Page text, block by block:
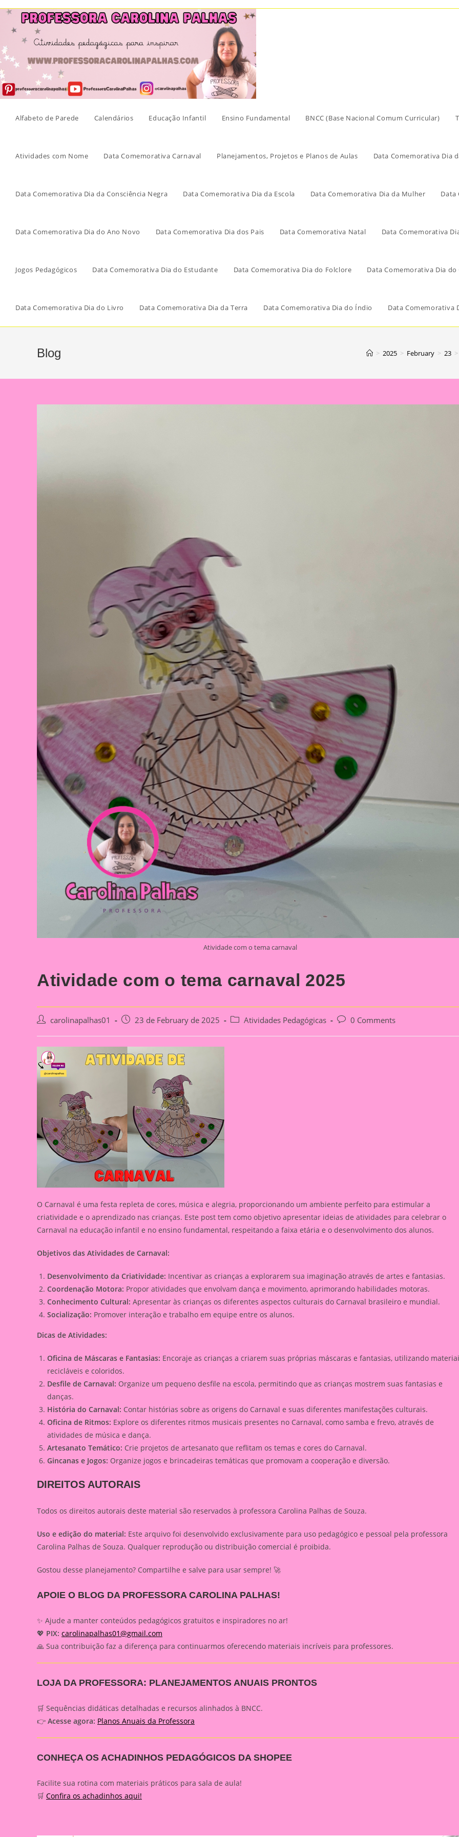
Skip
content
Alfabeto de Parede Calendários Educação Infantil Ensino Fundamental BNCC (Base Nacional Comum Curricular)
Atividades com Nome Data Comemorativa Carnaval Planejamentos, Projetos e Planos de Aulas Data Comemorativa Dia
Data Comemorativa Dia da Consciência Negra Data Comemorativa Dia da Escola Data Comemorativa Dia da Mulher Data
Data Comemorativa Dia do Ano Novo Data Comemorativa Dia dos Pais Data Comemorativa Natal Data Comemorativa
Jogos Pedagógicos Data Comemorativa Dia do Estudante Data Comemorativa Dia do Folclore Data Comemorativa Dia do
Data Comemorativa Dia do Livro Data Comemorativa Dia da Terra Data Comemorativa Dia do Índio Data Comemorativa
Blog > 2025 > February > 23 >
Atividade com o tema carnaval
Atividade com o tema carnaval 2025
Post carolinapalhas01
Post 23 de February de 2025
Post Atividades Pedagógicas
Post0 Comments
O Carnaval é uma festa repleta de cores, música e alegria, proporcionando um ambiente perfeito para estimular a
criatividade e o aprendizado nas crianças. Este post tem como objetivo apresentar ideias de atividades para celebrar o
Carnaval na educação infantil e no ensino fundamental, respeitando a faixa etária e o desenvolvimento dos alunos.
Objetivos das Atividades de Carnaval:
Desenvolvimento da Criatividade: Incentivar as crianças a explorarem sua imaginação através de artes e fantasias.
Coordenação Motora: Propor atividades que envolvam dança e movimento, aprimorando habilidades motoras.
Conhecimento Cultural: Apresentar às crianças os diferentes aspectos culturais do Carnaval brasileiro e mundial.
Socialização: Promover interação e trabalho em equipe entre os alunos.
Dicas de Atividades:
Oficina de Máscaras e Fantasias: Encoraje as crianças a criarem suas próprias máscaras e fantasias, utilizando
recicláveis e coloridos.
Desfile de Carnaval: Organize um pequeno desfile na escola, permitindo que as crianças mostrem suas fantasias e
danças.
História do Carnaval: Contar histórias sobre as origens do Carnaval e suas diferentes manifestações culturais.
Oficina de Ritmos: Explore os diferentes ritmos musicais presentes no Carnaval, como samba e frevo, através de
atividades de música e dança.
Artesanato Temático: Crie projetos de artesanato que reflitam os temas e cores do Carnaval.
Gincanas e Jogos: Organize jogos e brincadeiras temáticas que promovam a cooperação e diversão.
DIREITOS AUTORAIS
Todos os direitos autorais deste material são reservados à professora Carolina Palhas de Souza.
Uso e edição do material: Este arquivo foi desenvolvido exclusivamente para uso pedagógico e pessoal pela professora
Carolina Palhas de Souza. Qualquer reprodução ou distribuição comercial é proibida.
Gostou desse planejamento? Compartilhe e salve para usar sempre! 🚀
APOIE O BLOG DA PROFESSORA CAROLINA PALHAS!
✨ Ajude a manter conteúdos pedagógicos gratuitos e inspiradores no ar!
💖 PIX: carolinapalhas01@gmail.com
🙏 Sua contribuição faz a diferença para continuarmos oferecendo materiais incríveis para professores.
LOJA DA PROFESSORA: PLANEJAMENTOS ANUAIS PRONTOS
🛒 Sequências didáticas detalhadas e recursos alinhados à BNCC.
👉 Acesse agora: Planos Anuais da Professora
CONHEÇA OS ACHADINHOS PEDAGÓGICOS DA SHOPEE
Facilite sua rotina com materiais práticos para sala de aula!
🛒 Confira os achadinhos aqui!